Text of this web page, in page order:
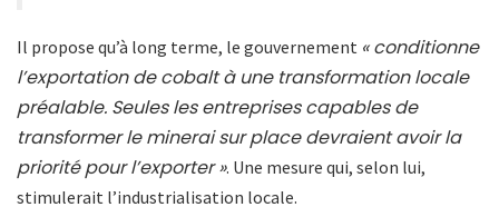
Il propose qu’à long terme, le gouvernement « conditionne
l’exportation de cobalt à une transformation locale
préalable. Seules les entreprises capables de
transformer le minerai sur place devraient avoir la
priorité pour l’exporter ». Une mesure qui, selon lui,
stimulerait l’industrialisation locale.